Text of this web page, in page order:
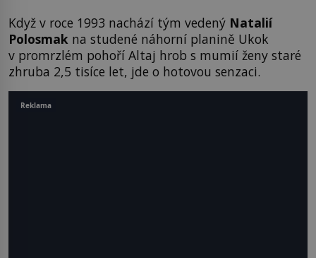
Když v roce 1993 nachází tým vedený Natalií
Polosmak na studené náhorní planině Ukok
v promrzlém pohoří Altaj hrob s mumií ženy staré
zhruba 2,5 tisíce let, jde o hotovou senzaci.
Reklama